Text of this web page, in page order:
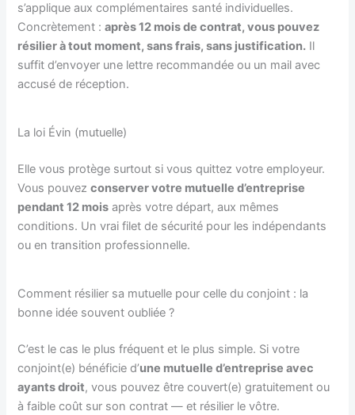
s’applique aux complémentaires santé individuelles.
Concrètement :après 12 mois de contrat, vous pouvez
résilier à tout moment, sans frais, sans justification. Il
suffit d’envoyer une lettre recommandée ou un mail avec
accusé de réception.
La loi Évin (mutuelle)
Elle vous protège surtout si vous quittez votre employeur.
Vous pouvezconserver votre mutuelle d’entreprise
pendant 12 mois après votre départ, aux mêmes
conditions. Un vrai filet de sécurité pour les indépendants
ou en transition professionnelle.
Comment résilier sa mutuelle pour celle du conjoint : la
bonne idée souvent oubliée ?
C’est le cas le plus fréquent et le plus simple. Si votre
conjoint(e) bénéficie d’une mutuelle d’entreprise avec
ayants droit, vous pouvez être couvert(e) gratuitement ou
à faible coût sur son contrat — et résilier le vôtre.